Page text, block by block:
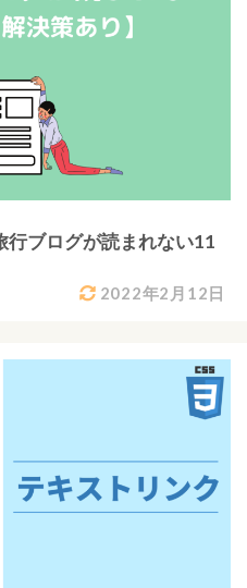
2022年2月12日
行ブログが読まれない11